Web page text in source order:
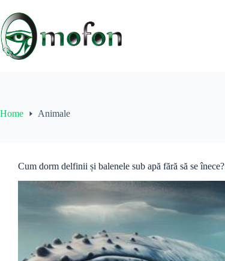
content
Home Animale
Cum dorm delfinii și balenele sub apă fără să se înece?